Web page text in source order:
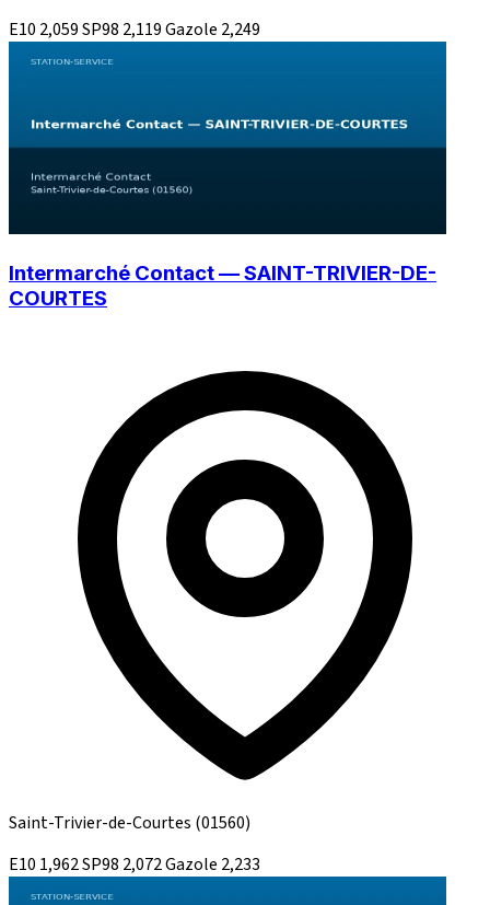
E10 2,059SP98 2,119Gazole 2,249
Intermarché Contact — SAINT-TRIVIER-DE-
COURTES
Saint-Trivier-de-Courtes (01560)
E10 1,962SP98 2,072Gazole 2,233